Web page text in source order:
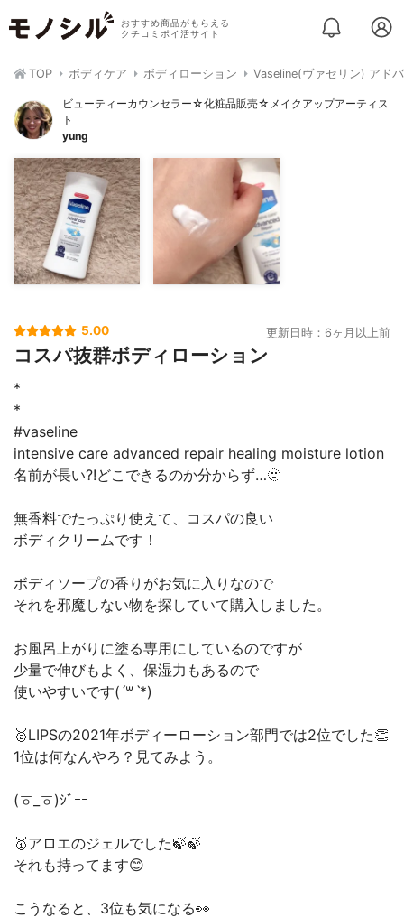
おすすめ商品がもらえる
クチコミポイ活サイト
TOP ボディケア ボディローション Vaseline(ヴァセリン) アド
ビューティーカウンセラー☆化粧品販売☆メイクアップアーティス
ト
yung
5.00 更新日時：6ヶ月以上前
コスパ抜群ボディローション
*
*
#vaseline
intensive care advanced repair healing moisture lotion
名前が長い?!どこできるのか分からず…🫥
無香料でたっぷり使えて、コスパの良い
ボディクリームです！
ボディソープの香りがお気に入りなので
それを邪魔しない物を探していて購入しました。
お風呂上がりに塗る専用にしているのですが
少量で伸びもよく、保湿力もあるので
使いやすいです(ˊ꒳ˋ*)
🥈LIPSの2021年ボディーローション部門では2位でした👏
1位は何なんやろ？見てみよう。
(ㆆ_ㆆ)ｼﾞｰｰ
🥇アロエのジェルでした🍃🍃
それも持ってます😊
こうなると、3位も気になる👀